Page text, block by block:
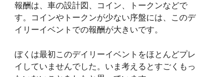
報酬は、車の設計図、コイン、トークンなどで
す。コインやトークンが少ない序盤には、このデ
イリーイベントでの報酬が大きいです。
ぼくは最初このデイリーイベントをほとんどプレ
イしていませんでした。いま考えるとすごくもっ